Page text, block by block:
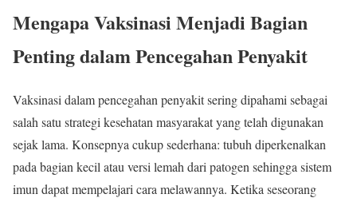
Mengapa Vaksinasi Menjadi Bagian
Penting dalam Pencegahan Penyakit
Vaksinasi dalam pencegahan penyakit sering dipahami sebagai
salah satu strategi kesehatan masyarakat yang telah digunakan
sejak lama. Konsepnya cukup sederhana: tubuh diperkenalkan
pada bagian kecil atau versi lemah dari patogen sehingga sistem
imun dapat mempelajari cara melawannya. Ketika seseorang